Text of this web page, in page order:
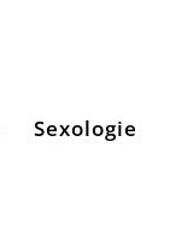
Sexologie